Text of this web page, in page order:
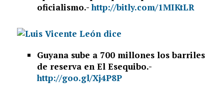
oficialismo.-http://bitly.com/1MIKtLR
Guyana sube a 700 millones los barriles
de reserva en El Esequibo.-
http://goo.gl/Xj4P8P